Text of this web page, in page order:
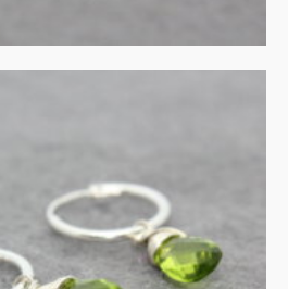
creolen met